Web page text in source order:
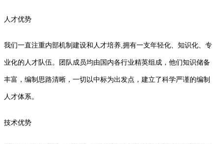
人才优势
我们一直注重内部机制建设和人才培养,拥有一支年轻化、知识化、专
业化的人才队伍。团队成员均由国内各行业精英组成，他们知识储备
丰富，编制思路清晰，一切以中标为出发点，建立了科学严谨的编制
人才体系。
技术优势